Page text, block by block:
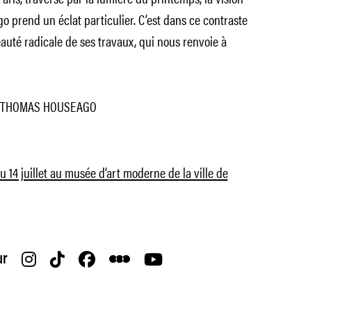
prend un éclat particulier. C’est dans ce contraste
radicale de ses travaux, qui nous renvoie à
HOUSEAGO
14 juillet au musée d’art moderne de la ville de